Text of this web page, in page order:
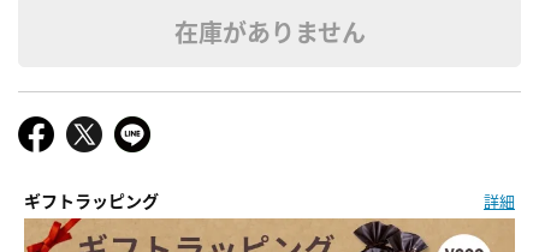
在庫がありません
ギフトラッピング 詳細